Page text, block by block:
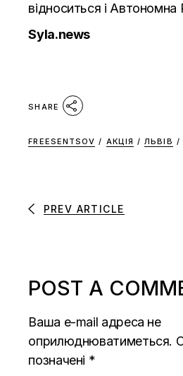
відноситься і Автономна
Syla.news
SHARE
FREESENTSOV / АКЦІЯ / ЛЬВІВ /
PREV ARTICLE
POST A
Ваша e-mail адреса не
оприлюднюватиметься.
позначені *